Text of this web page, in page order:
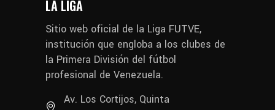
LA LIGA
Sitio web oficial de la Liga FUTVE,
institución que engloba a los clubes de
la Primera División del fútbol
profesional de Venezuela.
Av. Los Cortijos, Quinta